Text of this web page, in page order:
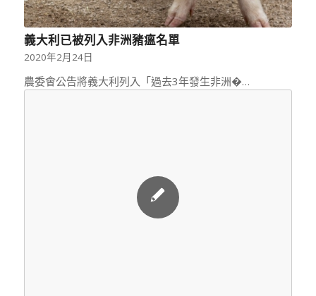
義大利已被列入非洲豬瘟名單
2020年2月24日
農委會公告將義大利列入「過去3年發生非洲�…